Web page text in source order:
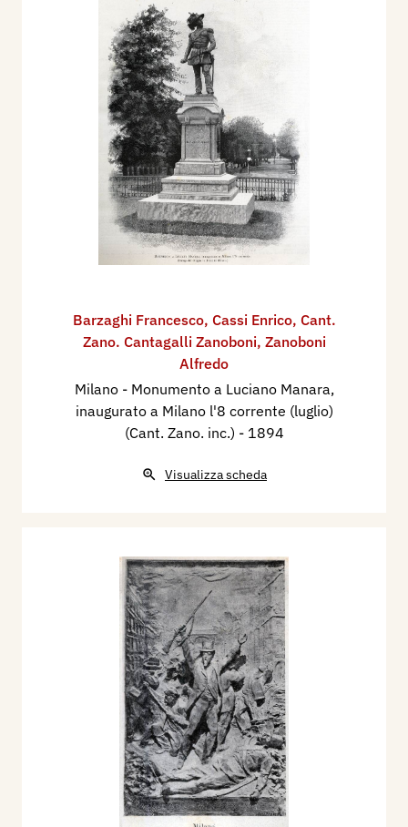
Barzaghi Francesco, Cassi Enrico, Cant.
Zano. Cantagalli Zanoboni, Zanoboni
Alfredo
Milano - Monumento a Luciano Manara,
inaugurato a Milano l'8 corrente (luglio)
(Cant. Zano. inc.) - 1894
Visualizza scheda